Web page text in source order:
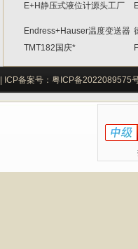
E+H静压式液位计源头工厂
Endress+Hauser温度变送器
TMT182国庆*
ICP备案号： 粤ICP备2022089575